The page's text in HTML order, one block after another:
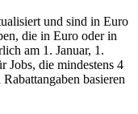
und sind in Euro
die in Euro oder in
am 1. Januar, 1.
Jobs, die mindestens 4
basieren